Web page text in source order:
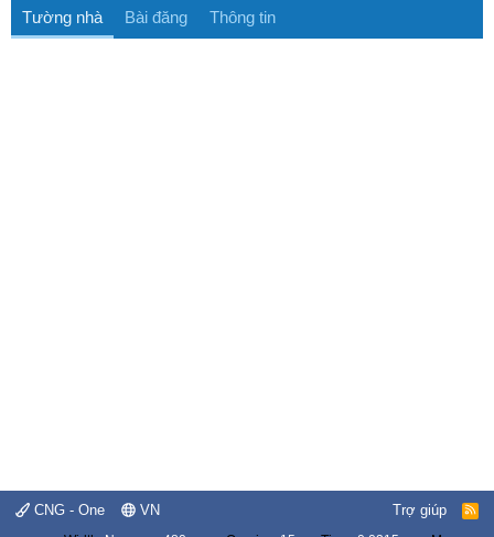
Tường nhà Bài đăng Thông tin
CNG - One VN Trợ giúp
R